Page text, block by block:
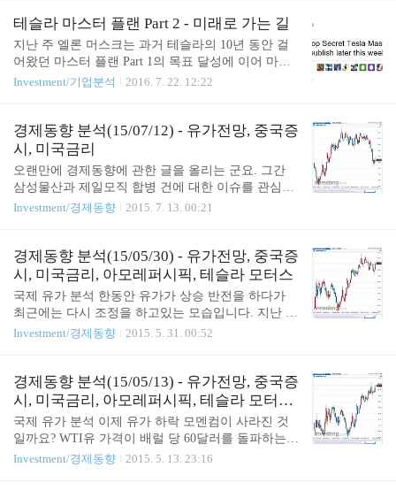
어떻게 될까? 우선 엘론 머스크는 SEC의 발표에 상
당히 유감을 표명..
다. 들리는 이야기로는 전체적으로 건설이 완료된 것
은 아니고 배터리가 생산 가능한 일부를 먼저 가동시
켜 배터리 생산을 시작할 거라고 한다. 이미 테슬라
가능성을 확인한 만큼 이런 수요를 맞추려면 배터리
슬라는 기가팩토리에서 배터리 대량 생산을 통해 K
Wh 당 배터리 가격을 지금보다 30% 이상 낮출 수 있
을 거라 보고 있다. 과연 테슬라는 기가..
테슬라 마스터 플랜 Part 2 - 미래로 가는 길
지난 주 엘론 머스크는 과거 테슬라의 10년 동안 걸
어왔던 마스터 플랜 Part 1의 목표 달성에 이어 마스
터 플랜 Part 2에 대한 예고를 했었다. 드디러 엘론 머
x)를 공개했다. 그 동안 테슬라는 단순히 전기 자동차
회사라고 보기엔 다소 옆길로 새는 행보를 보여줬었
는데 예를 들면, ESS 시스템인 배터리 팩 제품을 런
칭한다거나 철도 시스템을 뛰어넘는 운송 수단인 하
이퍼 루프에 대한 프로젝트를 시작한다던지 하는 것
들이다. 그럼에도 불구하고 그는 테슬라의 가치를 높
이벤트를 보여왔다. 최근 자사의 오토 파일럿(Auto..
Investment/기업분석 2016. 7. 22. 12:22
경제동향 분석(15/07/12) - 유가전망, 중국증
시, 미국금리
오랜만에 경제동향에 관한 글을 올리는 군요. 그간
삼성물산과 제일모직 합병 건에 대한 이슈를 관심있
게 지켜보기도 했고, 요즘 핫한 중국 주식시장에도
롭게도 주식시장에 폭장장세를 지속하고 있다는 것
은 놀라운 일인 것 같습니다. 원래 단기 투자는 지양
하는 편인데, 메르스 때문에 생긴 패닉으로 적절한
타이밍에 매매를 하여 60% 이상의 수익을 내었는데,
최근 유가 하락 등으로 인한 손실을 따지만 이익의
상당부분을 반납한 결과가 되었습니다. ㅎㅎ 국제 유
슈가 있을까 생각을 해보니 그리스 채무불이행에 대
한 건이 있네요. 그리스 건은 근본적으로 해결하기
어려운 사안..
Investment/경제동향 2015. 7. 13. 00:21
경제동향 분석(15/05/30) - 유가전망, 중국증
시, 미국금리, 아모레퍼시픽, 테슬라 모터스
국제 유가 분석 한동안 유가가 상승 반전을 하다가
최근에는 다시 조정을 하고있는 모습입니다. 지난 번
분석 때 말씀드렸던 대로 아직까지는 50달러 대 중반
며, 6월 5일 부터 진행되는 OPEC 회의에서 유가 하락
에 대한 대첵을 논의 한다고 합니다. 또한 그 동안 셰
일 오일 생산 감소가 재고 감소로 이어져 다시 가격
의 상승이라는 순환 영향으로 인해 간헐적으로 상승
모습을 나타내고 있네요. 석유 전문가들도 제각기 다
른 전망을 내놓고 있는데요. 데이비드 휴잇 크레디트
Investment/경제동향 2015. 5. 31. 00:52
경제동향 분석(15/05/13) - 유가전망, 중국증
시, 미국금리, 아모레퍼시픽, 테슬라 모터스,
마이크로소프트
국제 유가 분석 이제 유가 하락 모멘컴이 사라진 것
일까요? WTI유 가격이 배럴 당 60달러를 돌파하는
등 국제 유가가 상승 추세로 돌아서는 듯한 모습입니
Investment/경제동향 2015. 5. 13. 23:16